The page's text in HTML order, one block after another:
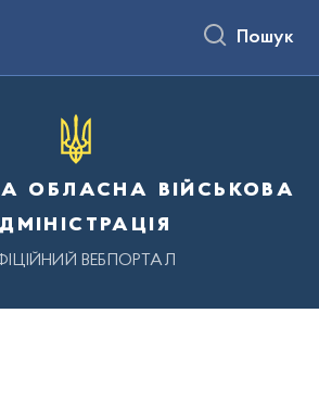
Пошук
обласна військова
ВЕБПОРТАЛ